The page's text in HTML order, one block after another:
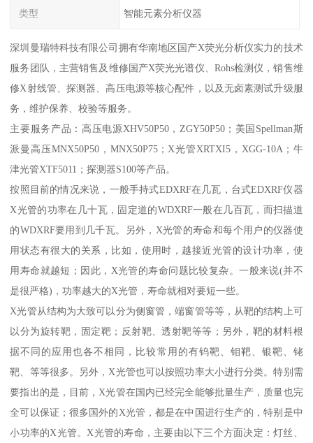
类型 智能元素分析仪器
深圳曼瑞特科技有限公司拥有华南地区国产X荧光分析仪实力的技术
服务团队，主营销售及维修国产X荧光光谱仪、Rohs检测仪，销售维
修X射线管、探测器、高压电源等核心配件，以及无卤素测试升级服
务，维护保养、校验等服务。
主要服务产品：高压电源XHV50P50，ZGY50P50；美国Spellman斯
派曼高压MNX50P50，MNX50P75；X光管XRTXI5，XGG-10A；牛
津光管XTF5011；探测器S100等产品。
按照目前的情况来说，一般手持式EDXRF在几瓦，台式EDXRF仪器
X光管的功率在几十瓦，固定道的WDXRF一般在几百瓦，而扫描道
的WDXRF要用到几千瓦。另外，X光管的寿命和每个用户的仪器使
用状态有很大的关系，比如，使用时，越接近光管的设计功率，使
用寿命就越短；因此，X光管的寿命问题比较复杂。一般来说(并不
是很严格)，功率越大的X光管，寿命就相对要短一些。
X光管从结构为大致可以分为侧窗管，端窗管等等，从靶的结构上可
以分为旋转靶，固定靶；反射靶、透射靶等等；另外，靶的材料根
据不同的应用也各不相同，比较常用的有钨靶、钼靶、银靶、铑
靶、等等很多。另外，X光管也可以按照功率大小进行分类。特别需
要指出的是，目前，X光管在国内已经完全能够批量生产，质量也完
全可以保证；很多国外的X光管，都是在中国进行生产的，特别是中
小功率的X光管。X光管的寿命，主要由以下三个方面决定：灯丝、